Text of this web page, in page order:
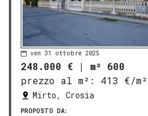
ven 31 ottobre 2025
248.000 € | m² 600
prezzo al m²:
413 €/m²
Mirto, Crosia
PROPOSTO DA: